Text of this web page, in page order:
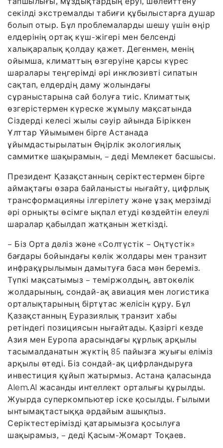
секілді экстремалды табиғи құбылыстарға душар
болып отыр. Бұл проблемаларды шешу үшін өңір
елдерінің ортақ күш-жігері мен белсенді
халықаралық қолдау қажет. Дегенмен, менің
ойымша, климаттың өзгеруіне қарсы күрес
шаралары теңгерімді әрі инклюзивті сипатын
сақтап, елдердің даму жолындағы
сұраныстарына сай болуға тиіс. Климаттық
өзгерістермен күреске жұмылу мақсатында
Сіздерді келесі жылы сәуір айында Біріккен
Ұлттар Ұйымымен бірге Астанада
ұйымдастырылатын Өңірлік экологиялық
саммитке шақырамын, – деді Мемлекет басшысы.
Президент Қазақстанның серіктестермен бірге
аймақтағы өзара байланысты нығайту, цифрлық
трансформацияны ілгерілету және ұзақ мерзімді
әрі орнықты өсімге ықпал етуді көздейтін елеулі
шаралар қабылдап жатқанын жеткізді.
– Біз Орта дәліз және «Солтүстік – Оңтүстік»
бағдары бойындағы көлік жолдары мен транзит
инфрақұрылымын дамытуға баса мән береміз.
Түпкі мақсатымыз – теміржолдың, автокөлік
жолдарының, сондай-ақ авиация мен логистика
орталықтарының біртұтас желісін құру. Бұл
Қазақстанның Еуразиялық транзит хабы
ретіндегі позициясын нығайтады. Қазіргі кезде
Азия мен Еуропа арасындағы құрлық арқылы
тасымалданатын жүктің 85 пайызға жуығы еліміз
арқылы өтеді. Біз сондай-ақ цифрландыруға
инвестиция құйып жатырмыз. Астана қаласында
Alem.AI жасанды интеллект орталығы құрылды.
Жуырда суперкомпьютер іске қосылды. Ғылыми
ынтымақтастыққа әрдайым ашықпыз.
Серіктестерімізді қатарымызға қосылуға
шақырамыз, – деді Қасым-Жомарт Тоқаев.